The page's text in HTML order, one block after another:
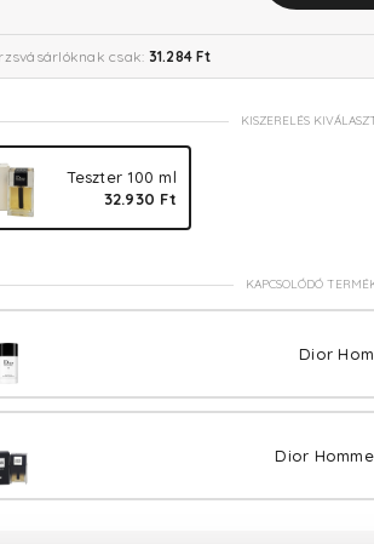
csak: 31.284 Ft
KISZERELÉS
Teszter 100 ml
32.930 Ft
KAPCSOLÓDÓ
Dior
Dior